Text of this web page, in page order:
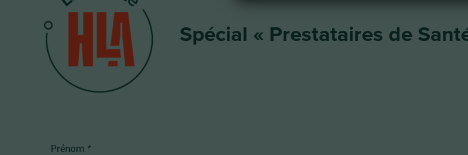
Spécial « Prestataires de
Prénom *